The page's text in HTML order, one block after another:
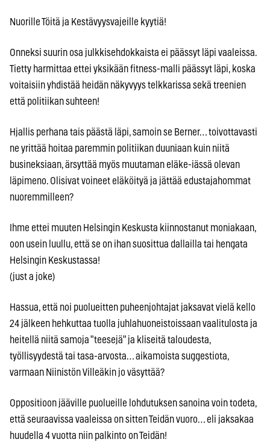
Nuorille Töitä ja Kestävyysvajeille kyytiä!
Onneksi suurin osa julkkisehdokkaista ei päässyt läpi vaaleissa.
Tietty harmittaa ettei yksikään fitness-malli päässyt läpi, koska
voitaisiin yhdistää heidän näkyvyys telkkarissa sekä treenien
että politiikan suhteen!
Hjallis perhana tais päästä läpi, samoin se Berner… toivottavasti
ne yrittää hoitaa paremmin politiikan duuniaan kuin niitä
busineksiaan, ärsyttää myös muutaman eläke-iässä olevan
läpimeno. Olisivat voineet eläköityä ja jättää edustajahommat
nuoremmilleen?
Ihme ettei muuten Helsingin Keskusta kiinnostanut moniakaan,
oon usein luullu, että se on ihan suosittua dallailla tai hengata
Helsingin Keskustassa!
(just a joke)
Hassua, että noi puolueitten puheenjohtajat jaksavat vielä kello
24 jälkeen hehkuttaa tuolla juhlahuoneistoissaan vaalitulosta ja
heitellä niitä samoja "teesejä" ja kliseitä taloudesta,
työllisyydestä tai tasa-arvosta… aikamoista suggestiota,
varmaan Niinistön Villeäkin jo väsyttää?
Oppositioon jääville puolueille lohdutuksen sanoina voin todeta,
että seuraavissa vaaleissa on sitten Teidän vuoro… eli jaksakaa
huudella 4 vuotta niin palkinto on Teidän!